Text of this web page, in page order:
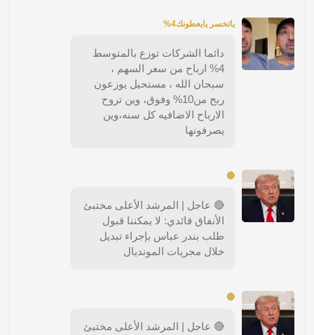
ياتخسر يايعطونك4%
دائما الشركات توزع بالمتوسط
4% ارباح من سعر السهم ،
سبحان الله ، مستحيل يوزعون
ربح من10% وفوق، وين تروح
الارباح الاضافيه كل سنه،وين
يصرفونها
🔴
🔴 عاجل | المرشد الأعلى مختبئ
الأنفاق قائدي: لا يمكننا قبول
طلب بندر عباس بإجراء تبديل
خلال مجريات المونديال
🔴
🔴 عاجل | المرشد الأعلى مختبئ